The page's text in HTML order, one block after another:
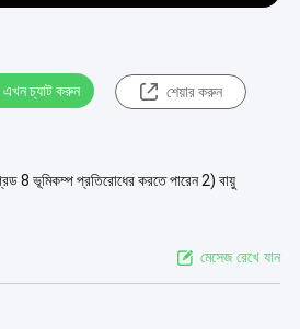
এখন চ্যাট করুন শেয়ার করুন
8 ভূমিকম্প প্রতিরোধের করতে পারেন 2) বায়ু
মেসেজ রেখে যান